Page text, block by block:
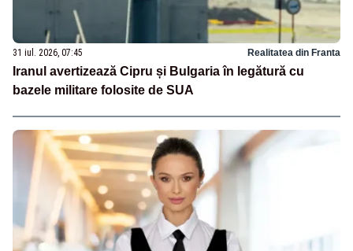
31 iul. 2026, 07:45 Realitatea din Franta
Iranul avertizează Cipru și Bulgaria în legătură cu
bazele militare folosite de SUA